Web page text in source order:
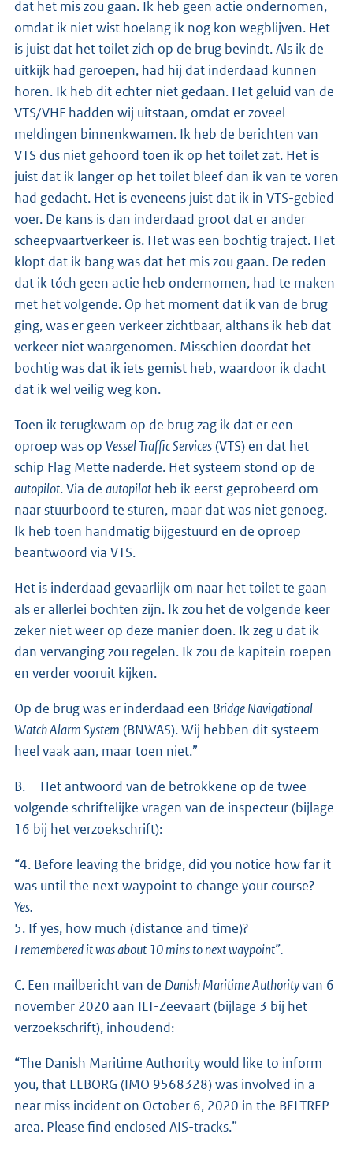
dat het mis zou gaan. Ik heb geen actie ondernomen,
omdat ik niet wist hoelang ik nog kon wegblijven. Het
is juist dat het toilet zich op de brug bevindt. Als ik de
uitkijk had geroepen, had hij dat inderdaad kunnen
horen. Ik heb dit echter niet gedaan. Het geluid van de
VTS/VHF hadden wij uitstaan, omdat er zoveel
meldingen binnenkwamen. Ik heb de berichten van
VTS dus niet gehoord toen ik op het toilet zat. Het is
juist dat ik langer op het toilet bleef dan ik van te voren
had gedacht. Het is eveneens juist dat ik in VTS-gebied
voer. De kans is dan inderdaad groot dat er ander
scheepvaartverkeer is. Het was een bochtig traject. Het
klopt dat ik bang was dat het mis zou gaan. De reden
dat ik tóch geen actie heb ondernomen, had te maken
met het volgende. Op het moment dat ik van de brug
ging, was er geen verkeer zichtbaar, althans ik heb dat
verkeer niet waargenomen. Misschien doordat het
bochtig was dat ik iets gemist heb, waardoor ik dacht
dat ik wel veilig weg kon.
Toen ik terugkwam op de brug zag ik dat er een
oproep was op Vessel Traffic Services(VTS) en dat het
schip Flag Mette naderde. Het systeem stond op de
autopilot. Via de autopilot heb ik eerst geprobeerd om
naar stuurboord te sturen, maar dat was niet genoeg.
Ik heb toen handmatig bijgestuurd en de oproep
beantwoord via VTS.
Het is inderdaad gevaarlijk om naar het toilet te gaan
als er allerlei bochten zijn. Ik zou het de volgende keer
zeker niet weer op deze manier doen. Ik zeg u dat ik
dan vervanging zou regelen. Ik zou de kapitein roepen
en verder vooruit kijken.
Op de brug was er inderdaad een Bridge Navigational
Watch Alarm System (BNWAS). Wij hebben dit systeem
heel vaak aan, maar toen niet.”
B. Het antwoord van de betrokkene op de twee
volgende schriftelijke vragen van de inspecteur (bijlage
16 bij het verzoekschrift):
“4. Before leaving the bridge, did you notice how far it
was until the next waypoint to change your course?
Yes.
5. If yes, how much (distance and time)?
I remembered it was about 10 mins to next waypoint”.
C. Een mailbericht van de Danish Maritime Authorityvan 6
november 2020 aan ILT-Zeevaart (bijlage 3 bij het
verzoekschrift), inhoudend:
“The Danish Maritime Authority would like to inform
you, that EEBORG (IMO 9568328) was involved in a
near miss incident on October 6, 2020 in the BELTREP
area. Please find enclosed AIS-tracks.”